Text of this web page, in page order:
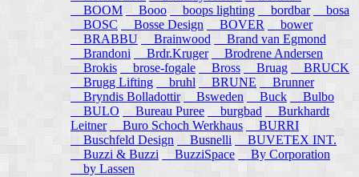
BOOM
Booo boops lighting bordbar
bosa
BOSC
Bosse Design BOVER
bower
BRABBU
Brainwood
Brand van Egmond
Brandoni
Brdr.Kruger
Brodrene Andersen
Brokis
brose-fogale Bross Bruag
BRUCK
Brugg Lifting
bruhl BRUNE
Brunner
Bryndis Bolladottir
Bsweden Buck
Bulbo
BULO
Bureau Puree burgbad
Burkhardt
Leitner
Buro Schoch Werkhaus
BURRI
Buschfeld Design
Busnelli
BUVETEX INT.
Buzzi & Buzzi
BuzziSpace By Corporation
by Lassen